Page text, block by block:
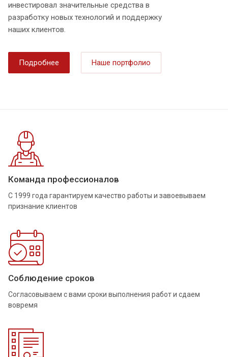
инвестировал значительные средства в
разработку новых технологий и поддержку
наших клиентов.
Подробнее Наше портфолио
Команда профессионалов
С 1999 года гарантируем качество работы и завоевываем
признание клиентов
Соблюдение сроков
Согласовываем с вами сроки выполнения работ и сдаем
вовремя